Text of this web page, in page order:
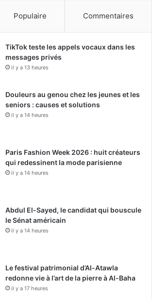
Populaire Commentaires
TikTok teste les appels vocaux dans les
messages privés
il y a 13 heures
Douleurs au genou chez les jeunes et les
seniors : causes et solutions
il y a 14 heures
Paris Fashion Week 2026 : huit créateurs
qui redessinent la mode parisienne
il y a 14 heures
Abdul El-Sayed, le candidat qui bouscule
le Sénat américain
il y a 14 heures
Le festival patrimonial d’Al-Atawla
redonne vie à l’art de la pierre à Al-Baha
il y a 17 heures